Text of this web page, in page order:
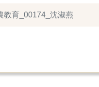
教育_00174_沈淑燕